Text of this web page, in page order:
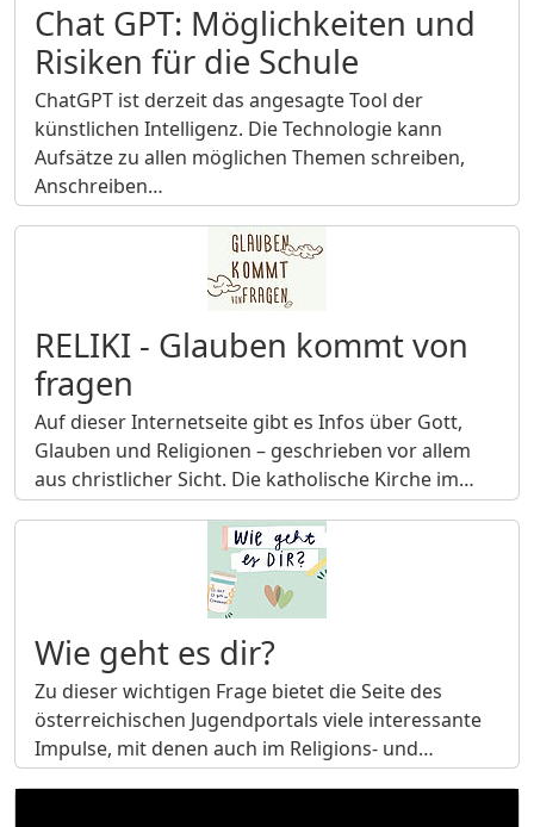
Chat GPT: Möglichkeiten und
Risiken für die Schule
ChatGPT ist derzeit das angesagte Tool der
künstlichen Intelligenz. Die Technologie kann
Aufsätze zu allen möglichen Themen schreiben,
Anschreiben…
RELIKI - Glauben kommt von
fragen
Auf dieser Internetseite gibt es Infos über Gott,
Glauben und Religionen – geschrieben vor allem
aus christlicher Sicht. Die katholische Kirche im…
Wie geht es dir?
Zu dieser wichtigen Frage bietet die Seite des
österreichischen Jugendportals viele interessante
Impulse, mit denen auch im Religions- und…